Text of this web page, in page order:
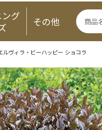
グ
その他
ヴィラ・ビーハッピー ショコラ